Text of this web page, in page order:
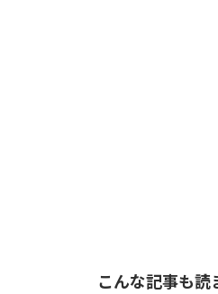
こんな記事も読